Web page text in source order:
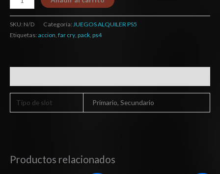
SKU: N/D Categoría: JUEGOS ALQUILER PS5
Etiquetas: accion far cry pack ps4
Tipo de slot Primario, Secundario
Productos relacionados